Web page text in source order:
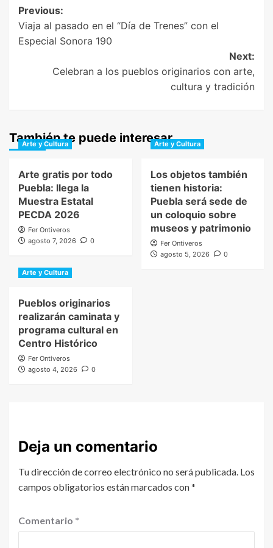
Post
navigation
Previous:
Viaja al pasado en el “Día de Trenes” con el
Especial Sonora 190
Next:
Celebran a los pueblos originarios con arte,
cultura y tradición
También te puede interesar
Arte y Cultura
Arte gratis por todo
Puebla: llega la
Muestra Estatal
PECDA 2026
Fer Ontiveros
agosto 7, 2026
0
Arte y Cultura
Los objetos también
tienen historia:
Puebla será sede de
un coloquio sobre
museos y patrimonio
Fer Ontiveros
agosto 5, 2026
0
Arte y Cultura
Pueblos originarios
realizarán caminata y
programa cultural en
Centro Histórico
Fer Ontiveros
agosto 4, 2026
0
Deja un comentario
Tu dirección de correo electrónico no será publicada. Los
campos obligatorios están marcados con*
Comentario *